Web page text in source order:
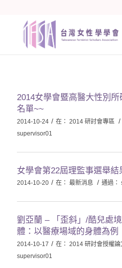
2014女學會暨高醫大性別
名單~~
2014-10-24 / 在： 2014 研討會專區 /
supervisor01
女學會第22屆理監事選舉結
2014-10-20 / 在： 最新消息 / 通過：
劉亞蘭 – 「歪斜」/酷兒處
體：以醫療場域的身體為例
2014-10-17 / 在： 2014 研討會授權論
supervisor01